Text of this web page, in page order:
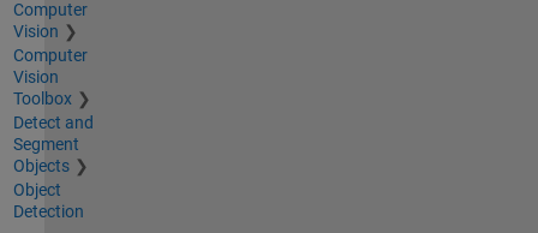
Computer
Vision
Computer
Vision
Toolbox
Detect and
Segment
Objects
Object
Detection